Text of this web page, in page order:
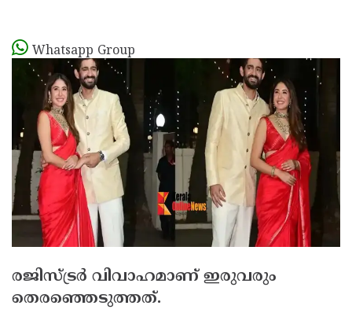
Whatsapp Group
രജിസ്ട്രര്‍ വിവാഹമാണ് ഇരുവരും
തെരഞ്ഞെടുത്തത്.